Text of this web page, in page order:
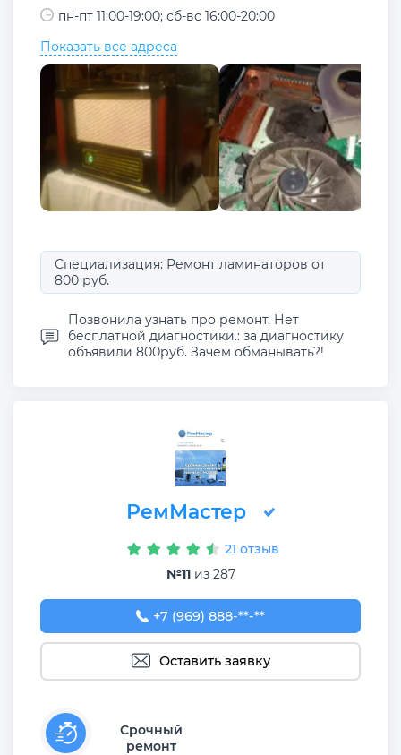
пн-пт 11:00-19:00; сб-вс 16:00-20:00
Показать все адреса
Специализация: Ремонт ламинаторов от
800 руб.
Позвонила узнать про ремонт. Нет
бесплатной диагностики.: за диагностику
объявили 800руб. Зачем обманывать?!
РемМастер
21 отзыв
№11из 287
+7 (969) 888-66-33
+7 (969) 888-**-**
Оставить заявку
Срочный
ремонт